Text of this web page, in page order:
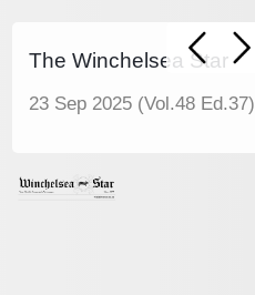
The Winchelsea Star
23 Sep 2025 (Vol.48 Ed.37)